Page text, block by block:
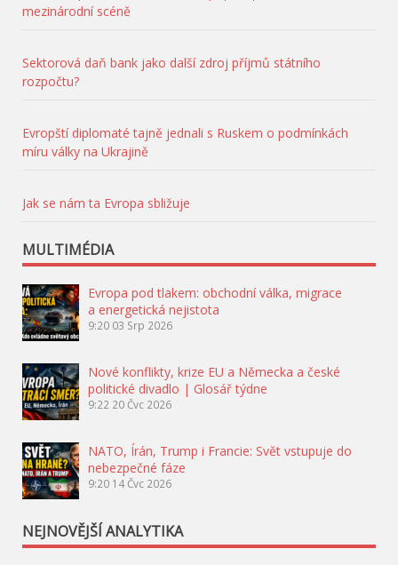
mezinárodní scéně
Sektorová daň bank jako další zdroj příjmů státního
rozpočtu?
Evropští diplomaté tajně jednali s Ruskem o podmínkách
míru války na Ukrajině
Jak se nám ta Evropa sbližuje
MULTIMÉDIA
Evropa pod tlakem: obchodní válka, migrace
a energetická nejistota
9:20 03 Srp 2026
Nové konflikty, krize EU a Německa a české
politické divadlo | Glosář týdne
9:22 20 Čvc 2026
NATO, Írán, Trump i Francie: Svět vstupuje do
nebezpečné fáze
9:20 14 Čvc 2026
NEJNOVĚJŠÍ ANALYTIKA